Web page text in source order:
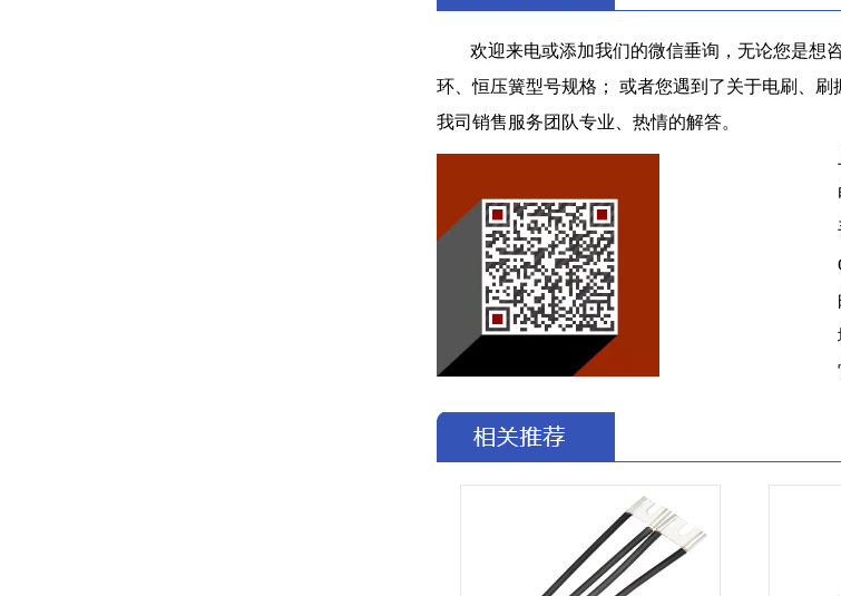
欢迎来电或添加我们的微信垂询，无论您是想
环、恒压簧型号规格； 或者您遇到了关于电刷、
我司销售服务团队专业、热情的解答。